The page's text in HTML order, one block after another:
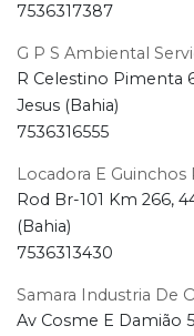
7536317387
G P S Ambiental
R Celestino Pimenta
Jesus (Bahia)
7536316555
Locadora E Guinchos
Rod Br-101 Km 266,
(Bahia)
7536313430
Samara Industria De
Av Cosme E Damião